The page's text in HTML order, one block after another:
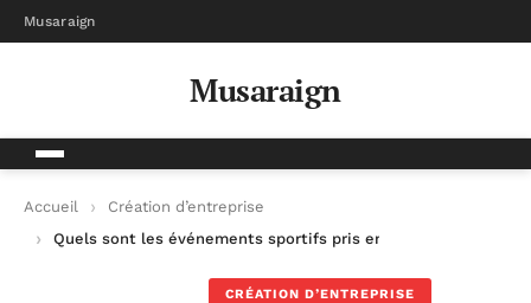
Musaraign
Musaraign
Accueil
Création d’entreprise
Quels sont les événements sportifs pris en charge par le
CRÉATION D’ENTREPRISE